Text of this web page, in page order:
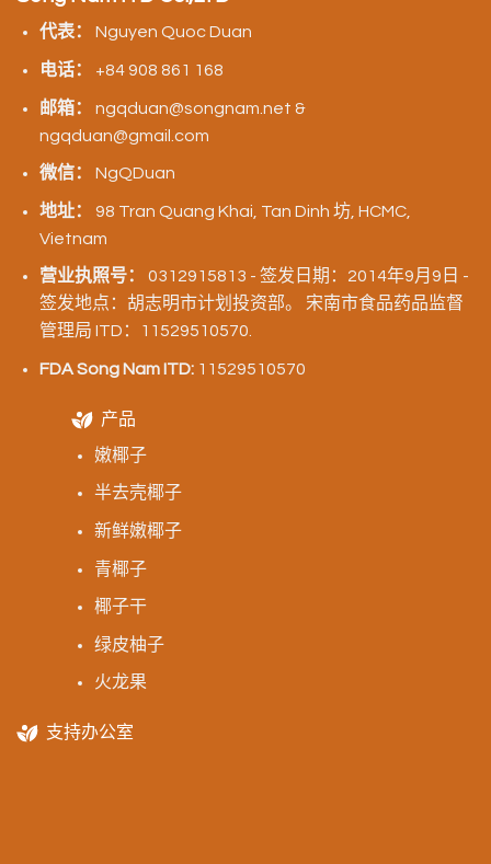
代表： Nguyen Quoc Duan
电话： +84 908 861 168
邮箱：
ngqduan@songnam.net &
ngqduan@gmail.com
微信： NgQDuan
地址：
98 Tran Quang Khai, Tan Dinh 坊, HCMC,
Vietnam
营业执照号：
0312915813 - 签发日期：2014年9月9日 -
签发地点：胡志明市计划投资部。 宋南市食品药品监督
管理局 ITD：11529510570.
FDA Song Nam ITD:11529510570
产品
嫩椰子
半去壳椰子
新鲜嫩椰子
青椰子
椰子干
绿皮柚子
火龙果
支持办公室